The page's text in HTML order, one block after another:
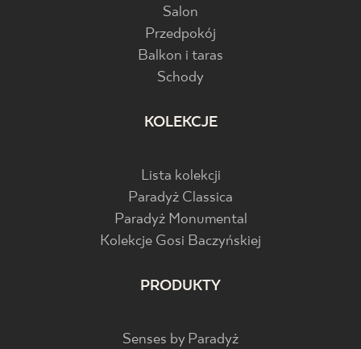
Salon
Przedpokój
Balkon i taras
Schody
KOLEKCJE
Lista kolekcji
Paradyż Classica
Paradyż Monumental
Kolekcje Gosi Baczyńskiej
PRODUKTY
Senses by Paradyż